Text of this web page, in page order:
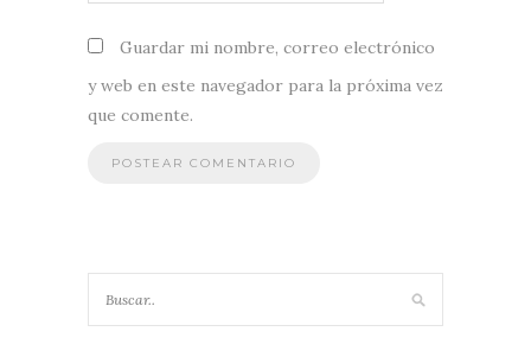
Guardar mi nombre, correo electrónico
y web en este navegador para la próxima vez
que comente.